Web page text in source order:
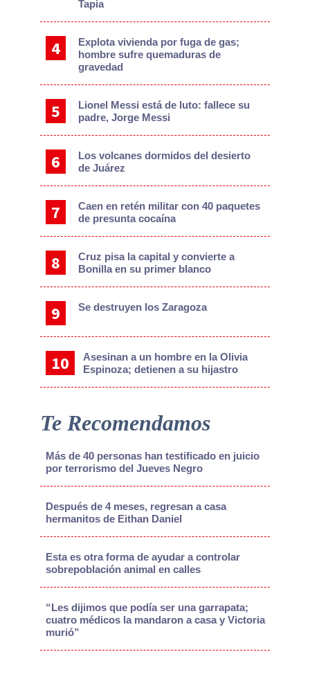
Tapia
Explota vivienda por fuga de gas;
hombre sufre quemaduras de
gravedad
Lionel Messi está de luto: fallece su
padre, Jorge Messi
Los volcanes dormidos del desierto
de Juárez
Caen en retén militar con 40 paquetes
de presunta cocaína
Cruz pisa la capital y convierte a
Bonilla en su primer blanco
Se destruyen los Zaragoza
Asesinan a un hombre en la Olivia
Espinoza; detienen a su hijastro
Te Recomendamos
Más de 40 personas han testificado en juicio
por terrorismo del Jueves Negro
Después de 4 meses, regresan a casa
hermanitos de Eithan Daniel
Esta es otra forma de ayudar a controlar
sobrepoblación animal en calles
“Les dijimos que podía ser una garrapata;
cuatro médicos la mandaron a casa y Victoria
murió”